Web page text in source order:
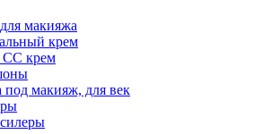
макияжа
крем
крем
под макияж, для век